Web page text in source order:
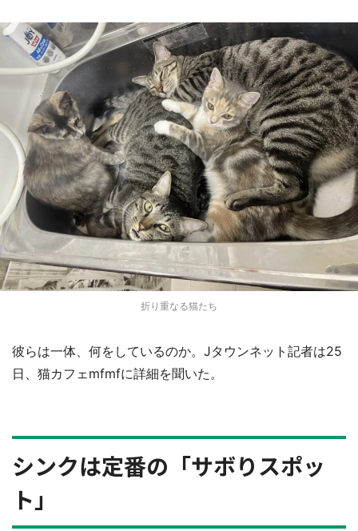
折り重なる猫たち
彼らは一体、何をしているのか。Jタウンネット記者は25
日、猫カフェmfmfに詳細を聞いた。
シンクは定番の「サボりスポッ
ト」